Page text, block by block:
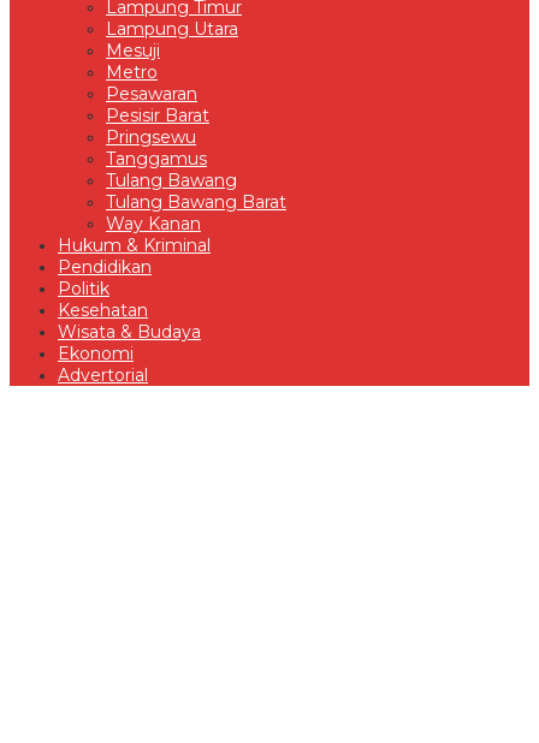
Lampung Timur
Lampung Utara
Mesuji
Metro
Pesawaran
Pesisir Barat
Pringsewu
Tanggamus
Tulang Bawang
Tulang Bawang Barat
Way Kanan
Hukum & Kriminal
Pendidikan
Politik
Kesehatan
Wisata & Budaya
Ekonomi
Advertorial